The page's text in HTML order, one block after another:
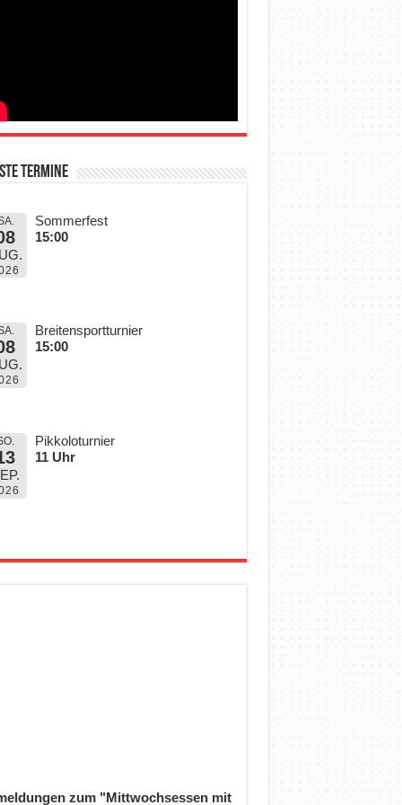
Termine
Sommerfest
15:00
Breitensportturnier
15:00
Pikkoloturnier
11 Uhr
zum "Mittwochsessen mit